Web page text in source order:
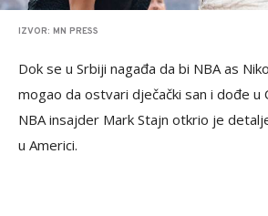
IZVOR: MN PRESS
Dok se u Srbiji nagađa da bi NBA as
mogao da ostvari dječački san i dođe u
NBA insajder Mark Stajn otkrio je
u Americi.